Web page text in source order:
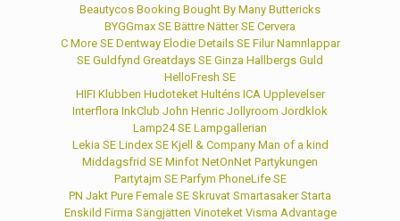
Beautycos Booking Bought By Many Buttericks
BYGGmax SE Bättre Nätter SE Cervera
C More SE Dentway Elodie Details SE Filur Namnlappar
SE Guldfynd Greatdays SE Ginza Hallbergs Guld
HelloFresh SE
HIFI Klubben Hudoteket Hulténs ICA Upplevelser
Interflora InkClub John Henric Jollyroom Jordklok
Lamp24 SE Lampgallerian
Lekia SE Lindex SE Kjell & Company Man of a kind
Middagsfrid SE Minfot NetOnNet Partykungen
Partytajm SE Parfym PhoneLife SE
PN Jakt Pure Female SE Skruvat SmartasakerStarta
Enskild Firma Sängjätten Vinoteket Visma Advantage